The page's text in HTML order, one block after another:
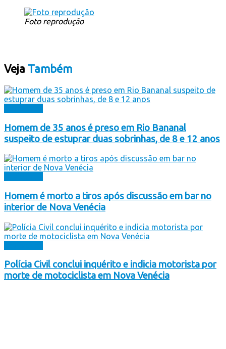
Foto reprodução
Veja Também
Homem de 35 anos é preso em Rio Bananal
suspeito de estuprar duas sobrinhas, de 8 e 12 anos
Homem é morto a tiros após discussão em bar no
interior de Nova Venécia
Polícia Civil conclui inquérito e indicia motorista por
morte de motociclista em Nova Venécia